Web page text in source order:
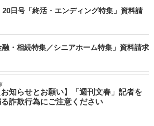
日号「終活・エンディング特集」資料請
・相続特集／シニアホーム特集」資料請求
お知らせとお願い】「週刊文春」記者を
詐欺行為にご注意ください